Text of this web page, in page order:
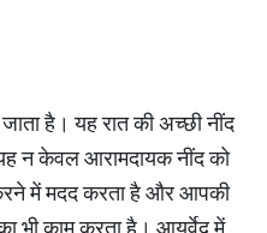
जाता है। यह रात की अच्छी नींद
न केवल आरामदायक नींद को
करने में मदद करता है और आपकी